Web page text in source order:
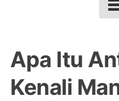
Apa Itu
Kenali